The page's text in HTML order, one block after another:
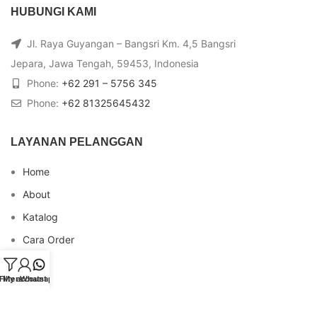
HUBUNGI KAMI
Jl. Raya Guyangan – Bangsri Km. 4,5 Bangsri
Jepara, Jawa Tengah, 59453, Indonesia
Phone: +62 291 – 5756 345
Phone: +62 81325645432
LAYANAN PELANGGAN
Home
About
Katalog
Cara Order
Blog
FAQs
My account
Whatsapp